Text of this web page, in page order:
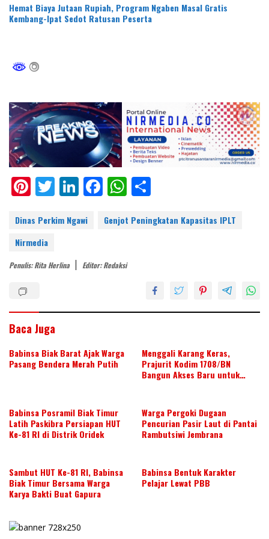
Hemat Biaya Jutaan Rupiah, Program Ngaben Masal Gratis
Kembang-Ipat Sedot Ratusan Peserta
Pi
er
e
st
T
itt
Li
k
dI
F
e
o
W
at
A
ar
Dinas Perkim Ngawi
Genjot Peningkatan Kapasitas IPLT
Nirmedia
Penulis: Rita Herlina Editor: Redaksi
Baca Juga
Babinsa Biak Barat Ajak Warga
Pasang Bendera Merah Putih
Menggali Karang Keras,
Prajurit Kodim 1708/BN
Bangun Akses Baru untuk
Babinsa Posramil Biak Timur
Latih Paskibra Persiapan HUT
Ke-81 RI di Distrik Oridek
Warga Pergoki Dugaan
Pencurian Pasir Laut di Pantai
Rambutsiwi Jembrana
Sambut HUT Ke-81 RI, Babinsa
Biak Timur Bersama Warga
Karya Bakti Buat Gapura
Babinsa Bentuk Karakter
Pelajar Lewat PBB